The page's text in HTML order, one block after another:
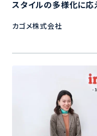
スタイルの多様化に応
カゴメ株式会社